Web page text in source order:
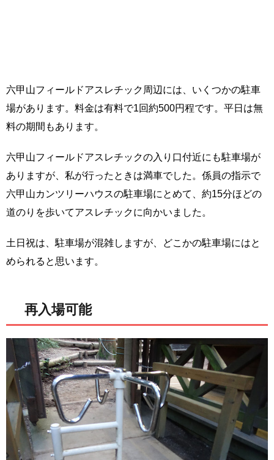
六甲山フィールドアスレチック周辺には、いくつかの駐車
場があります。料金は有料で1回約500円程です。平日は無
料の期間もあります。
六甲山フィールドアスレチックの入り口付近にも駐車場が
ありますが、私が行ったときは満車でした。係員の指示で
六甲山カンツリーハウスの駐車場にとめて、約15分ほどの
道のりを歩いてアスレチックに向かいました。
土日祝は、駐車場が混雑しますが、どこかの駐車場にはと
められると思います。
再入場可能